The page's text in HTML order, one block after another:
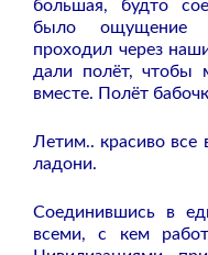
большая, будто
было ощущение
проходил через
дали полёт, чтобы
вместе. Полёт
Летим.. красиво все
ладони.
Соединившись в
всеми, с кем